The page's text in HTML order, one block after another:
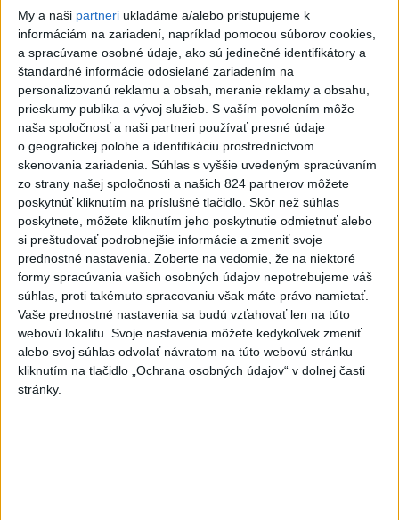
My a naši partneri ukladáme a/alebo pristupujeme k
informáciám na zariadení, napríklad pomocou súborov cookies,
a spracúvame osobné údaje, ako sú jedinečné identifikátory a
štandardné informácie odosielané zariadením na
personalizovanú reklamu a obsah, meranie reklamy a obsahu,
prieskumy publika a vývoj služieb. S vaším povolením môže
naša spoločnosť a naši partneri používať presné údaje
o geografickej polohe a identifikáciu prostredníctvom
skenovania zariadenia. Súhlas s vyššie uvedeným spracúvaním
zo strany našej spoločnosti a našich 824 partnerov môžete
poskytnúť kliknutím na príslušné tlačidlo. Skôr než súhlas
poskytnete, môžete kliknutím jeho poskytnutie odmietnuť alebo
si preštudovať podrobnejšie informácie a zmeniť svoje
prednostné nastavenia. Zoberte na vedomie, že na niektoré
formy spracúvania vašich osobných údajov nepotrebujeme váš
súhlas, proti takémuto spracovaniu však máte právo namietať.
Vaše prednostné nastavenia sa budú vzťahovať len na túto
webovú lokalitu. Svoje nastavenia môžete kedykoľvek zmeniť
alebo svoj súhlas odvolať návratom na túto webovú stránku
kliknutím na tlačidlo „Ochrana osobných údajov“ v dolnej časti
stránky.
V Bratislave na Starej Ivanskej
ceste horí odpad a vonkajší
porast
včera 17:30
Polícia upozorňuje seniorov na
nekalé praktiky podvodníkov
včera 19:25
Viac ako 200 hasičov bojuje s
novým lesným požiarom na
juhu Francúzska
včera 19:29
Požiar na juhozápade
Španielska je naďalej
aktívny.Evakuovali 470 ľudí
včera 16:11